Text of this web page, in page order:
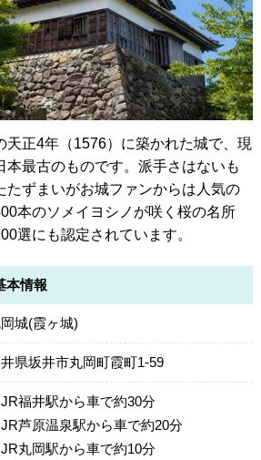
天正4年（1576）に築かれた城で、現
本最古のものです。派手さはないも
たずまいがお城ファンからは人気の
本のソメイヨシノが咲く桜の名所
選にも認定されています。
本情報
城(霞ヶ城)
県坂井市丸岡町霞町1-59
JR福井駅から車で約30分
JR芦原温泉駅から車で約20分
JR丸岡駅から車で約10分